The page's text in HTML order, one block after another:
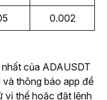
0.002
của ADAUSDT
thông báo app để
vị thế hoặc đặt lệnh